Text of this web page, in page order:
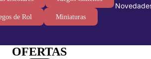
de Rol Miniaturas
OFERTAS